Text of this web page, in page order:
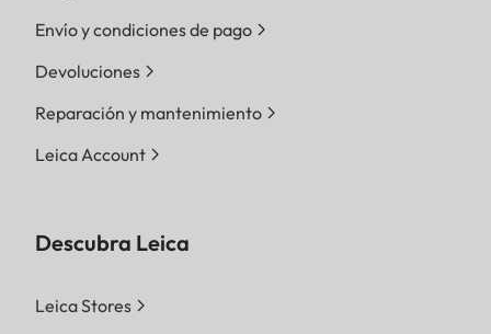
Envío y condiciones de pago
Devoluciones
Reparación y mantenimiento
Leica Account
Descubra Leica
Leica Stores